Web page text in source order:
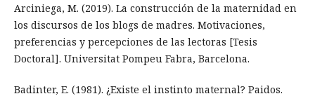
Arciniega, M. (2019). La construcción de la maternidad en
los discursos de los blogs de madres. Motivaciones,
preferencias y percepciones de las lectoras [Tesis
Doctoral]. Universitat Pompeu Fabra, Barcelona.
Badinter, E. (1981). ¿Existe el instinto maternal? Paidos.